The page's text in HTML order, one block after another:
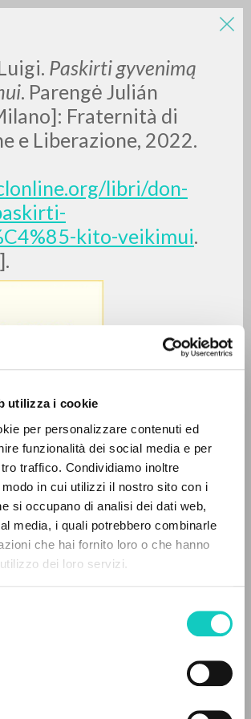
utilizza i cookie
per personalizzare contenuti ed
funzionalità dei social media e per
traffico. Condividiamo inoltre
in cui utilizzi il nostro sito con i
si occupano di analisi dei dati web,
media, i quali potrebbero combinarle
che hai fornito loro o che hanno
dei loro servizi.
Paskirti gyvenimą
. Parengė Julián
Fraternità di
e Liberazione, 2022.
libri/don-
kito-veikimui.
e Liberazione
LUIGI
scritti
RESULTS FOUND
MORE RESULTS